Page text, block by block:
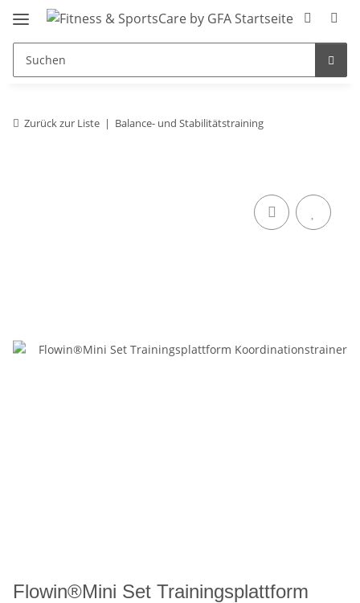
Zurück zur Liste Balance- und Stabilitätstraining
Flowin®Mini Set Trainingsplattform